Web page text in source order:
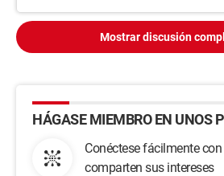
Mostrar discusión
HÁGASE MIEMBRO EN UNOS
Conéctese fácilmente
comparten sus intereses